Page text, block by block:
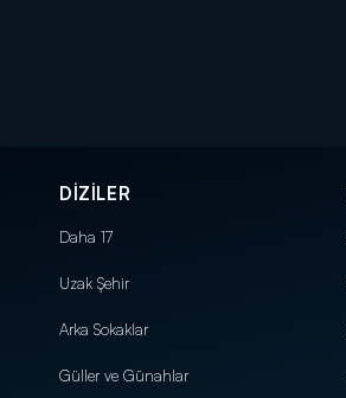
DİZİLER
Daha 17
Uzak Şehir
Arka Sokaklar
Güller ve Günahlar